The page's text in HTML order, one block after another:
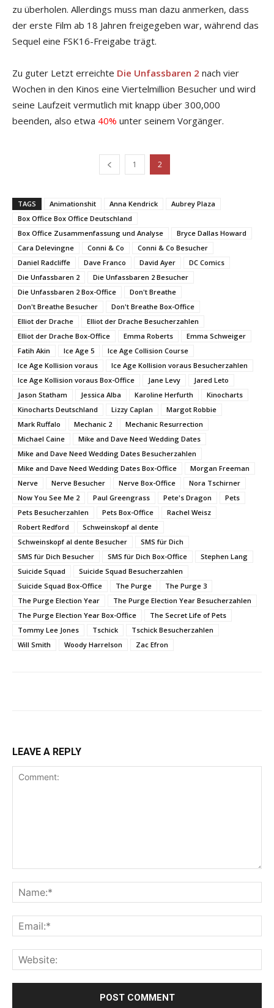
zu überholen. Allerdings muss man dazu anmerken, dass
der erste Film ab 18 Jahren freigegeben war, während das
Sequel eine FSK16-Freigabe trägt.
Zu guter Letzt erreichte Die Unfassbaren 2 nach vier
Wochen in den Kinos eine Viertelmillion Besucher und wird
seine Laufzeit vermutlich mit knapp über 300,000
beenden, also etwa 40% unter seinem Vorgänger.
1 2
TAGS Animationshit Anna Kendrick
Aubrey Plaza
Box Office Box Office Deutschland
Box Office Zusammenfassung und Analyse
Bryce Dallas Howard
Cara Delevingne
Conni & Co
Conni & Co Besucher
Daniel Radcliffe
Dave Franco David Ayer
DC Comics
Die Unfassbaren 2
Die Unfassbaren 2 Besucher
Die Unfassbaren 2 Box-Office
Don't Breathe
Don't Breathe Besucher
Don't Breathe Box-Office
Elliot der Drache
Elliot der Drache Besucherzahlen
Elliot der Drache Box-Office
Emma Roberts
Emma Schweiger
Fatih Akin
Ice Age 5
Ice Age Collision Course
Ice Age Kollision voraus
Ice Age Kollision voraus Besucherzahlen
Ice Age Kollision voraus Box-Office
Jane Levy
Jared Leto
Jason Statham
Jessica Alba Karoline Herfurth
Kinocharts
Kinocharts Deutschland
Lizzy Caplan
Margot Robbie
Mark Ruffalo
Mechanic 2
Mechanic Resurrection
Michael Caine
Mike and Dave Need Wedding Dates
Mike and Dave Need Wedding Dates Besucherzahlen
Mike and Dave Need Wedding Dates Box-Office
Morgan Freeman
Nerve
Nerve Besucher Nerve Box-Office
Nora Tschirner
Now You See Me 2
Paul Greengrass Pete's Dragon
Pets
Pets Besucherzahlen
Pets Box-Office
Rachel Weisz
Robert Redford
Schweinskopf al dente
Schweinskopf al dente Besucher
SMS für Dich
SMS für Dich Besucher
SMS für Dich Box-Office
Stephen Lang
Suicide Squad
Suicide Squad Besucherzahlen
Suicide Squad Box-Office
The Purge
The Purge 3
The Purge Election Year
The Purge Election Year Besucherzahlen
The Purge Election Year Box-Office
The Secret Life of Pets
Tommy Lee Jones
Tschick
Tschick Besucherzahlen
Will Smith
Woody Harrelson Zac Efron
LEAVE A REPLY